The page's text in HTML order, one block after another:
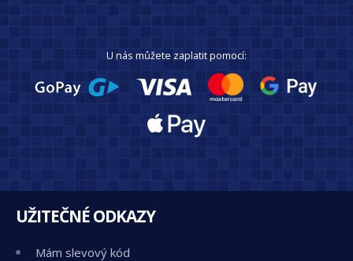
U nás můžete zaplatit pomocí:
UŽITEČNÉ ODKAZY
Mám slevový kód